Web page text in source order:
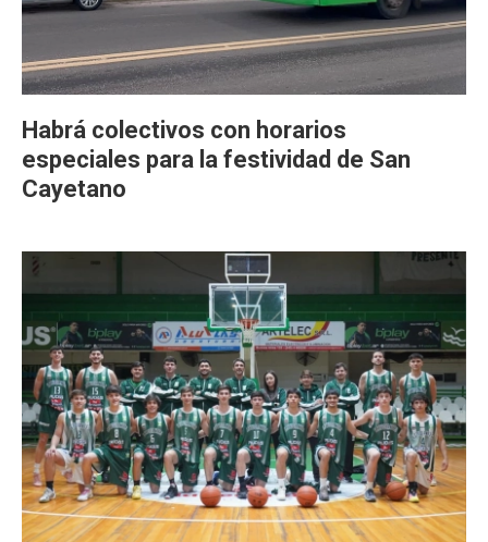
Habrá colectivos con horarios
especiales para la festividad de San
Cayetano